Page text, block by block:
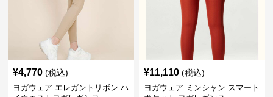
¥4,770 (税込)
ヨガウェア エレガントリボン ハ
¥11,110 (税込)
ヨガウェア ミンシャン スマート